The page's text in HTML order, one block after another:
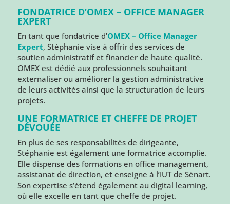
FONDATRICE D’OMEX – OFFICE MANAGER
EXPERT
En tant que fondatrice d’OMEX – Office Manager
Expert, Stéphanie vise à offrir des services de
soutien administratif et financier de haute qualité.
OMEX est dédié aux professionnels souhaitant
externaliser ou améliorer la gestion administrative
de leurs activités ainsi que la structuration de leurs
projets.
UNE FORMATRICE ET CHEFFE DE PROJET
DÉVOUÉE
En plus de ses responsabilités de dirigeante,
Stéphanie est également une formatrice accomplie.
Elle dispense des formations en office management,
assistanat de direction, et enseigne à l’IUT de Sénart.
Son expertise s’étend également au digital learning,
où elle excelle en tant que cheffe de projet.